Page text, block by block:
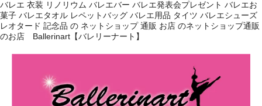
バレエ 衣装 リノリウム バレエバー バレエ発表会プレゼント バレエお
菓子 バレエタオル レペットバッグ バレエ用品 タイツ バレエシューズ
レオタード 記念品 の ネットショップ 通販 お店 のネットショップ通販
のお店 Ballerinart【バレリーナート】